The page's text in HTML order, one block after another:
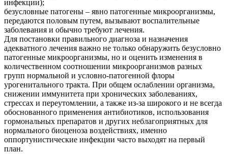
инфекции);
безусловные патогены – явно патогенные микроорганизмы,
передаются половым путем, вызывают воспалительные
заболевания и обычно требуют лечения.
Для постановки правильного диагноза и назначения
адекватного лечения важно не только обнаружить безусловно
патогенные микроорганизмы, но и оценить изменения в
количественном соотношении микроорганизмов разных
групп нормальной и условно-патогенной флоры
урогенитального тракта. При общем ослаблении организма,
снижении иммунитета при хронических заболеваниях,
стрессах и переутомлении, а также из-за широкого и не всегда
обоснованного применения антибиотиков, использования
гормональных препаратов и других неблагоприятных для
нормального биоценоза воздействиях, именно
оппортунистические инфекции часто выходят на первый
план.